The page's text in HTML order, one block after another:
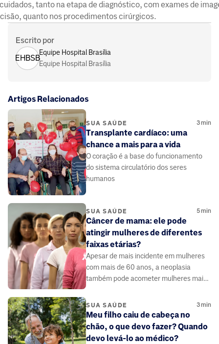
tanto na etapa de diagnóstico, com exames de
quanto nos procedimentos cirúrgicos.
Escrito por
EHBSB
Equipe Hospital Brasília
Equipe Hospital Brasília
Artigos Relacionados
SUA SAÚDE 3min
Transplante cardíaco: uma
chance a mais para a vida
O coração é a base do funcionamento
do sistema circulatório dos seres
humanos
SUA SAÚDE 5min
Câncer de mama: ele pode
atingir mulheres de diferentes
faixas etárias?
Apesar de mais incidente em mulheres
com mais de 60 anos, a neoplasia
também pode acometer mulheres mais
SUA SAÚDE 3min
Meu filho caiu de cabeça no
chão, o que devo fazer? Quando
devo levá-lo ao médico?